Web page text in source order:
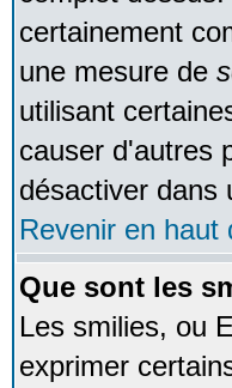
certainement
une mesure de
utilisant
causer d'autres
désactiver dans
Revenir en haut
Que sont les
Les smilies, ou
exprimer